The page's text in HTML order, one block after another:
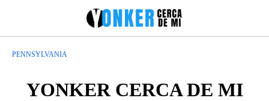
PENNSYLVANIA
YONKER CERCA DE MI